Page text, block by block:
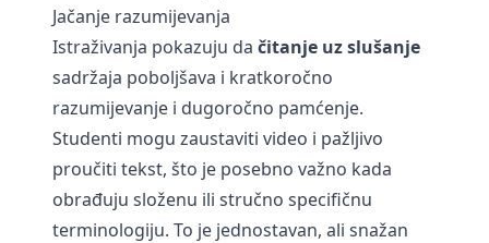
Jačanje razumijevanja
Istraživanja pokazuju da čitanje uz slušanje
sadržaja poboljšava i kratkoročno
razumijevanje i dugoročno pamćenje.
Studenti mogu zaustaviti video i pažljivo
proučiti tekst, što je posebno važno kada
obrađuju složenu ili stručno specifičnu
terminologiju. To je jednostavan, ali snažan